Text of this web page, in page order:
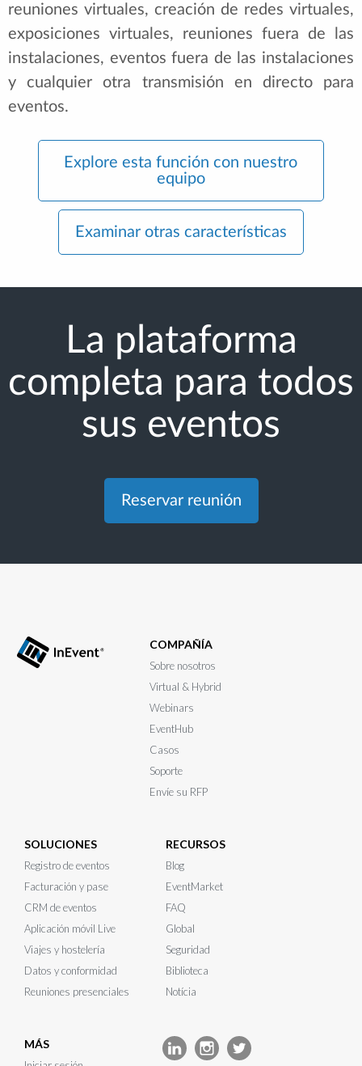
reuniones virtuales, creación de redes virtuales,
exposiciones virtuales, reuniones fuera de las
instalaciones, eventos fuera de las instalaciones
y cualquier otra transmisión en directo para
eventos.
Explore esta función con nuestro
equipo
Examinar otras características
La plataforma
completa para todos
sus eventos
Reservar reunión
COMPAÑÍA
Sobre nosotros
Virtual & Hybrid
Webinars
EventHub
Casos
Soporte
Envíe su RFP
SOLUCIONES
Registro de eventos
Facturación y pase
CRM de eventos
Aplicación móvil Live
Viajes y hostelería
Datos y conformidad
Reuniones presenciales
RECURSOS
Blog
EventMarket
FAQ
Global
Seguridad
Biblioteca
Notícia
MÁS